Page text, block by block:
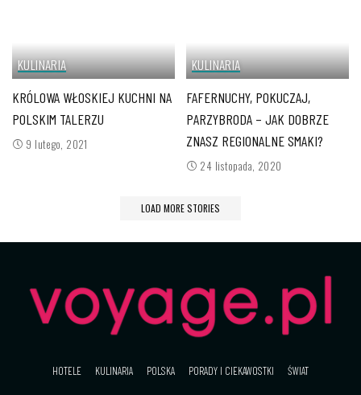
KULINARIA
KRÓLOWA WŁOSKIEJ KUCHNI NA
POLSKIM TALERZU
9 lutego, 2021
KULINARIA
FAFERNUCHY, POKUCZAJ,
PARZYBRODA – JAK DOBRZE
ZNASZ REGIONALNE SMAKI?
24 listopada, 2020
LOAD MORE STORIES
HOTELE KULINARIA POLSKA PORADY I CIEKAWOSTKI ŚWIAT